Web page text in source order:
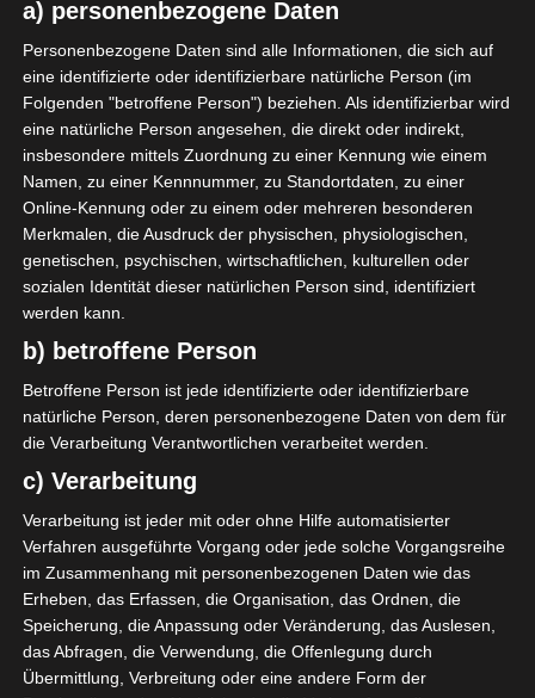
Croissant sportif de M’saken (CSM) – Océano Club
de Kerkennah (OCK)
Sporting Club Moknine (SCM) – Club Sportif de Kor
ba (CSK)
Die nächsten Begegnungen
SPIELTAG 1
22 Aug. 2026
16:30
PS Sakiet Eddaïer
22 Aug. 2026
Stade Tunisien
- -
CS Sfax
22 Aug. 2026
16:30
ES Tunis
- -
ESS Sousse
22 Aug. 2026
16:30
ES Métlaoui
- -
Club Africain
22 Aug. 2026
a) personenbezogene Daten
Personenbezogene Daten sind alle Informationen, die sich auf
eine identifizierte oder identifizierbare natürliche Person (im
Folgenden "betroffene Person") beziehen. Als identifizierbar wird
eine natürliche Person angesehen, die direkt oder indirekt,
insbesondere mittels Zuordnung zu einer Kennung wie einem
Namen, zu einer Kennnummer, zu Standortdaten, zu einer
Online-Kennung oder zu einem oder mehreren besonderen
Merkmalen, die Ausdruck der physischen, physiologischen,
genetischen, psychischen, wirtschaftlichen, kulturellen oder
sozialen Identität dieser natürlichen Person sind, identifiziert
werden kann.
b) betroffene Person
Betroffene Person ist jede identifizierte oder identifizierbare
natürliche Person, deren personenbezogene Daten von dem für
die Verarbeitung Verantwortlichen verarbeitet werden.
c) Verarbeitung
Verarbeitung ist jeder mit oder ohne Hilfe automatisierter
Verfahren ausgeführte Vorgang oder jede solche Vorgangsreihe
im Zusammenhang mit personenbezogenen Daten wie das
Erheben, das Erfassen, die Organisation, das Ordnen, die
Speicherung, die Anpassung oder Veränderung, das Auslesen,
das Abfragen, die Verwendung, die Offenlegung durch
Übermittlung, Verbreitung oder eine andere Form der